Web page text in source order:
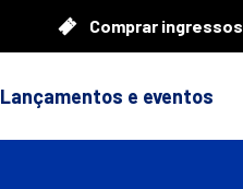
Comprar ingressos
Lançamentos e eventos